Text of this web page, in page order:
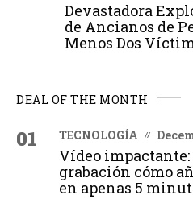
Devastadora
de Ancianos de
Menos Dos
DEAL OF THE MONTH
01 TECNOLOGÍA
Vídeo impactante:
grabación cómo
en apenas 5